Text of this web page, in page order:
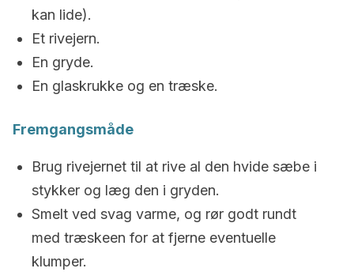
kan lide).
Et rivejern.
En gryde.
En glaskrukke og en træske.
Fremgangsmåde
Brug rivejernet til at rive al den hvide sæbe i
stykker og læg den i gryden.
Smelt ved svag varme, og rør godt rundt
med træskeen for at fjerne eventuelle
klumper.